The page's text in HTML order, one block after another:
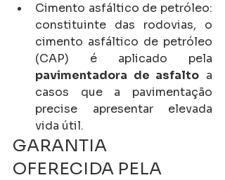
Cimento asfáltico de petróleo:
constituinte das rodovias, o
cimento asfáltico de petróleo
pavimentadora de asfalto a
casos que a pavimentação
precise apresentar elevada
vida útil.
GARANTIA
OFERECIDA PELA